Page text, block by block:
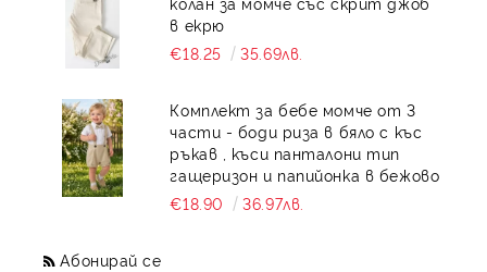
в екрю
€18.25
35.69лв.
Комплект за бебе момче от 3
части - боди риза в бяло с къс
ръкав , къси панталони тип
гащеризон и папийонка в бежово
€18.90
36.97лв.
Абонирай се